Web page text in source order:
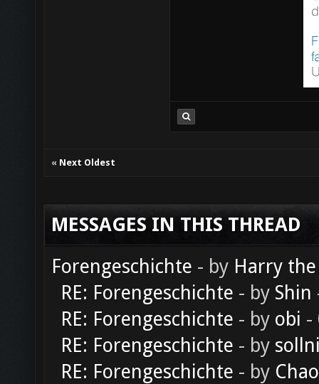
« Next Oldest
MESSAGES IN THIS THREAD
Forengeschichte - by Harry
RE: Forengeschichte - by Shin
RE: Forengeschichte - by obi -
RE: Forengeschichte - by
RE: Forengeschichte - by